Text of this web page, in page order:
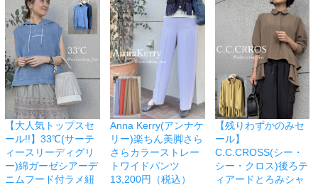
【大人気トップスセ
ール!!】33℃(サーテ
ィースリーディグリ
ー)綿ガーゼシアーデ
ニムフード付ラメ紐
Anna Kerry(アンナケ
リー)楽ちん美脚さら
さらカラーストレー
トワイドパンツ
13,200円（税込）
【残りわずかのみセ
ール】
C.C.CROSS(シー・
シー・クロス)後ろテ
ィアードとろみシャ